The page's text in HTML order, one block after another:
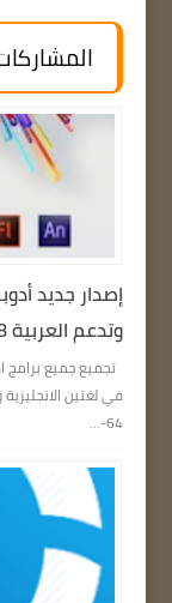
إصدار جديد
وتدعم العربية Adobe Master Collection 2022 v8
تجميع جميع برامج
64-...